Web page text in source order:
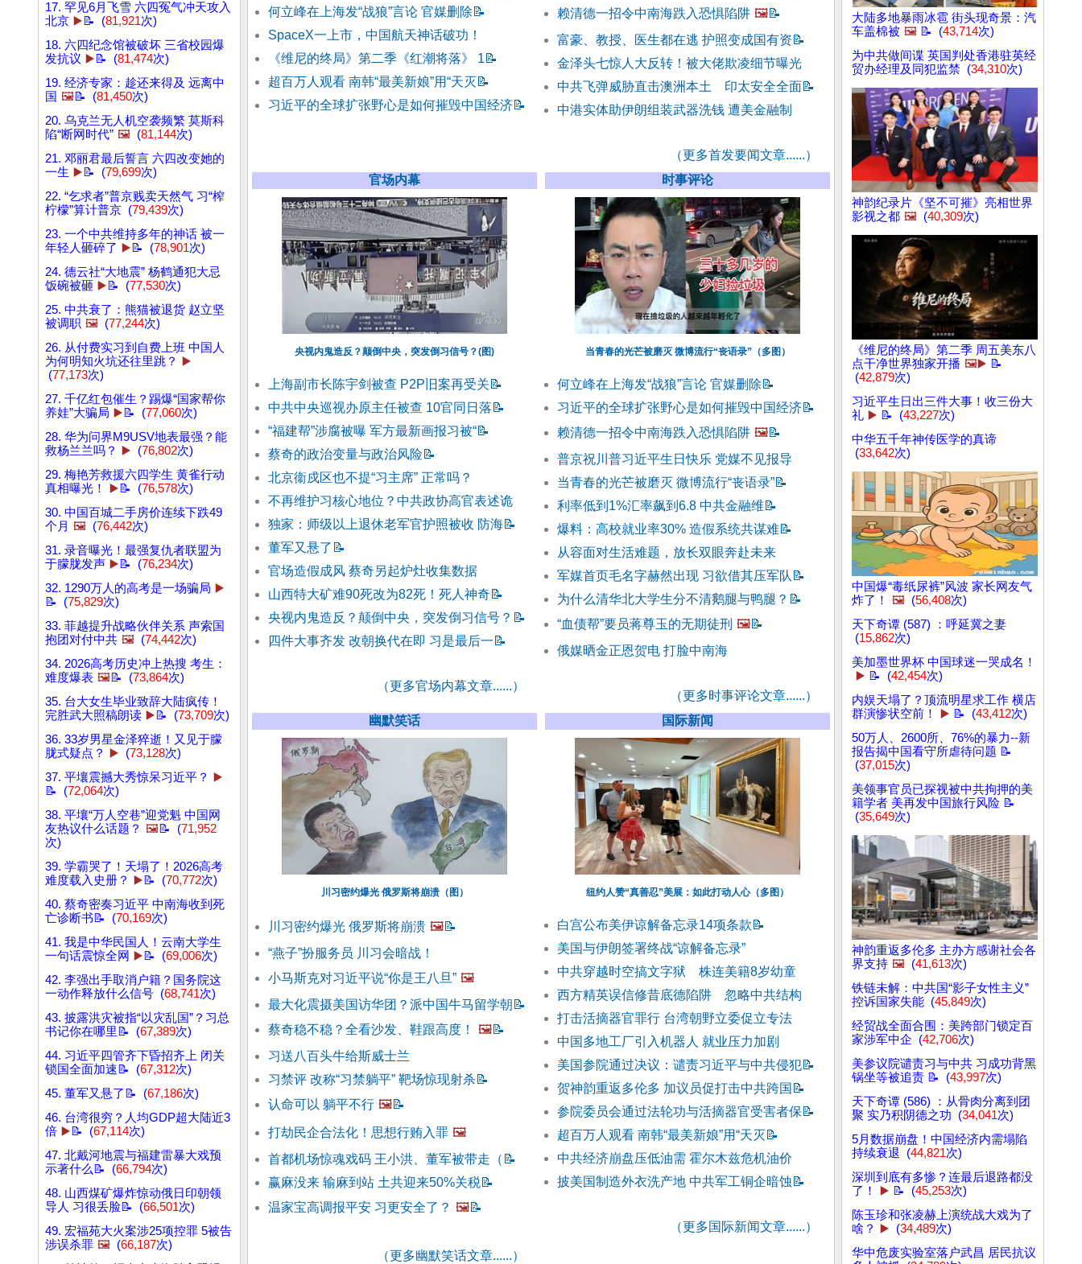
17. 罕见6月飞雪 六四冤气冲天攻入
北京 ▶️📝 (81,921次)
18. 六四纪念馆被破坏 三省校园爆
发抗议 ▶️📝 (81,474次)
19. 经济专家：趁还来得及 远离中
国 🖼️📝 (81,450次)
20. 乌克兰无人机空袭频繁 莫斯科
陷“断网时代” 🖼️ (81,144次)
21. 邓丽君最后誓言 六四改变她的
一生 ▶️📝 (79,699次)
22. “乞求者”普京贱卖天然气 习“榨
柠檬”算计普京 (79,439次)
23. 一个中共维持多年的神话 被一
年轻人砸碎了 ▶️📝 (78,901次)
24. 德云社“大地震” 杨鹤通犯大忌
饭碗被砸 ▶️📝 (77,530次)
25. 中共衰了：熊猫被退货 赵立坚
被调职 🖼️ (77,244次)
26. 从付费实习到自费上班 中国人
为何明知火坑还往里跳？
▶️
(77,173次)
27. 千亿红包催生？踢爆“国家帮你
养娃”大骗局 ▶️📝 (77,060次)
28. 华为问界M9USV地表最强？能
救杨兰兰吗？
▶️ (76,802次)
29. 梅艳芳救援六四学生 黄雀行动
真相曝光！
▶️📝 (76,578次)
30. 中国百城二手房价连续下跌49
个月 🖼️ (76,442次)
31. 录音曝光！最强复仇者联盟为
于朦胧发声 ▶️📝 (76,234次)
32. 1290万人的高考是一场骗局 ▶️
📝 (75,829次)
33. 菲越提升战略伙伴关系 声索国
抱团对付中共 🖼️ (74,442次)
34. 2026高考历史冲上热搜 考生：
难度爆表 🖼️📝 (73,864次)
35. 台大女生毕业致辞大陆疯传！
完胜武大照稿朗读 ▶️📝 (73,709次)
36. 33岁男星金泽猝逝！又见于朦
胧式疑点？
▶️ (73,128次)
37. 平壤震撼大秀惊呆习近平？
▶️
📝 (72,064次)
38. 平壤“万人空巷”迎党魁 中国网
友热议什么话题？ 🖼️📝 (71,952
次)
39. 学霸哭了！天塌了！2026高考
难度载入史册？
▶️📝 (70,772次)
40. 蔡奇密奏习近平 中南海收到死
亡诊断书📝 (70,169次)
41. 我是中华民国人！云南大学生
一句话震惊全网 ▶️📝 (69,006次)
42. 李强出手取消户籍？国务院这
一动作释放什么信号 (68,741次)
43. 披露洪灾被指“以灾乱国”？习总
书记你在哪里📝 (67,389次)
44. 习近平四管齐下昏招齐上 闭关
锁国全面加速📝 (67,312次)
45. 董军又悬了📝 (67,186次)
46. 台湾很穷？人均GDP超大陆近3
倍 ▶️📝 (67,114次)
47. 北戴河地震与福建雷暴大戏预
示著什么📝 (66,794次)
48. 山西煤矿爆炸惊动俄日印朝领
导人 习很丢脸📝 (66,501次)
49. 宏福苑大火案涉25项控罪 5被告
涉误杀罪 🖼️ (66,187次)
何立峰在上海发“战狼”言论 官媒删除 📝
SpaceX一上市，中国航天神话破功！
《维尼的终局》第二季《红潮将落》 1 📝
超百万人观看 南韩“最美新娘”用“天灭📝
习近平的全球扩张野心是如何摧毁中国经济📝
赖清德一招令中南海跌入恐惧陷阱 🖼️📝
富豪、教授、医生都在逃 护照变成国有资 📝
金泽头七惊人大反转！被大佬欺凌细节曝光
中共飞弹威胁直击澳洲本土 印太安全全面📝
中港实体助伊朗组装武器洗钱 遭美金融制
（更多首发要闻文章......）
官场内幕
央视内鬼造反？颠倒中央，突发倒习信号？(图)
上海副市长陈宇剑被查 P2P旧案再受关 📝
中共中央巡视办原主任被查 10官同日落 📝
“福建帮”涉腐被曝 军方最新画报习被“📝
蔡奇的政治变量与政治风险📝
北京衞戍区也不提“习主席” 正常吗？
不再维护习核心地位？中共政协高官表述诡
独家：师级以上退休老军官护照被收 防海📝
董军又悬了 📝
官场造假成风 蔡奇另起炉灶收集数据
山西特大矿难90死改为82死！死人神奇📝
央视内鬼造反？颠倒中央，突发倒习信号？ 📝
四件大事齐发 改朝换代在即 习是最后一 📝
（更多官场内幕文章......）
时事评论
当青春的光芒被磨灭 微博流行“丧语录”（多图）
何立峰在上海发“战狼”言论 官媒删除 📝
习近平的全球扩张野心是如何摧毁中国经济📝
赖清德一招令中南海跌入恐惧陷阱 🖼️📝
普京祝川普习近平生日快乐 党媒不见报导
当青春的光芒被磨灭 微博流行“丧语录”📝
利率低到1%汇率飙到6.8 中共金融维 📝
爆料：高校就业率30% 造假系统共谋难📝
从容面对生活难题，放长双眼奔赴未来
军媒首页毛名字赫然出现 习欲借其压军队 📝
为什么清华北大学生分不清鹅腿与鸭腿？ 📝
“血债帮”要员蒋尊玉的无期徒刑 🖼️📝
俄媒晒金正恩贺电 打脸中南海
（更多时事评论文章......）
幽默笑话
川习密约爆光 俄罗斯将崩溃（图）
川习密约爆光 俄罗斯将崩溃 🖼️📝
“燕子”扮服务员 川习会暗战！
小马斯克对习近平说“你是王八旦” 🖼️
最大化震摄美国访华团？派中国牛马留学朝 📝
蔡奇稳不稳？全看沙发、鞋跟高度！
🖼️📝
习送八百头牛给斯威士兰
习禁评 改称“习禁躺平” 靶场惊现射杀📝
认命可以 躺平不行 🖼️📝
打劫民企合法化！思想行贿入罪 🖼️
首都机场惊魂戏码 王小洪、董军被带走（ 📝
赢麻没来 输麻到站 土共迎来50%关税📝
温家宝高调报平安 习更安全了？ 🖼️📝
（更多幽默笑话文章......）
国际新闻
纽约人赞“真善忍”美展：如此打动人心（多图）
白宫公布美伊谅解备忘录14项条款 📝
美国与伊朗签署终战“谅解备忘录”
中共穿越时空搞文字狱 株连美籍8岁幼童
西方精英误信修昔底德陷阱 忽略中共结构
打击活摘器官罪行 台湾朝野立委促立专法
中国多地工厂引入机器人 就业压力加剧
美国参院通过决议：谴责习近平与中共侵犯📝
贺神韵重返多伦多 加议员促打击中共跨国 📝
参院委员会通过法轮功与活摘器官受害者保 📝
超百万人观看 南韩“最美新娘”用“天灭📝
中共经济崩盘压低油需 霍尔木兹危机油价
披美国制造外衣洗产地 中共军工铜企暗蚀 📝
（更多国际新闻文章......）
大陆多地暴雨冰雹 街头现奇景：汽
车盖棉被 🖼️ 📝 (43,714次)
为中共做间谍 英国判处香港驻英经
贸办经理及同犯监禁 (34,310次)
神韵纪录片《坚不可摧》亮相世界
影视之都 🖼️ (40,309次)
《维尼的终局》第二季 周五美东八
点干净世界独家开播 🖼️▶️ 📝
(42,879次)
习近平生日出三件大事！收三份大
礼 ▶️ 📝 (43,227次)
中华五千年神传医学的真谛
(33,642次)
中国爆“毒纸尿裤”风波 家长网友气
炸了！
🖼️ (56,408次)
天下奇谭 (587) ：呼延冀之妻
(15,862次)
美加墨世界杯 中国球迷一哭成名！
▶️ 📝 (42,454次)
内娱天塌了？顶流明星求工作 横店
群演惨状空前！
▶️ 📝 (43,412次)
50万人、2600所、76%的暴力--新
报告揭中国看守所虐待问题 📝
(37,015次)
美领事官员已探视被中共拘押的美
籍学者 美再发中国旅行风险 📝
(35,649次)
神韵重返多伦多 主办方感谢社会各
界支持 🖼️ (41,613次)
铁链未解：中共国“影子女性主义”
控诉国家失能 (45,849次)
经贸战全面合围：美跨部门锁定百
家涉军中企 (42,706次)
美参议院谴责习与中共 习成功背黑
锅坐等被追责 📝 (43,997次)
天下奇谭 (586) ：从骨肉分离到团
聚 实乃积阴德之功 (34,041次)
5月数据崩盘！中国经济内需塌陷
持续衰退 (44,821次)
深圳到底有多惨？连最后退路都没
了！
▶️ 📝 (45,253次)
陈玉珍和张凌赫上演统战大戏为了
啥？
▶️ (34,489次)
华中危废实验室落户武昌 居民抗议